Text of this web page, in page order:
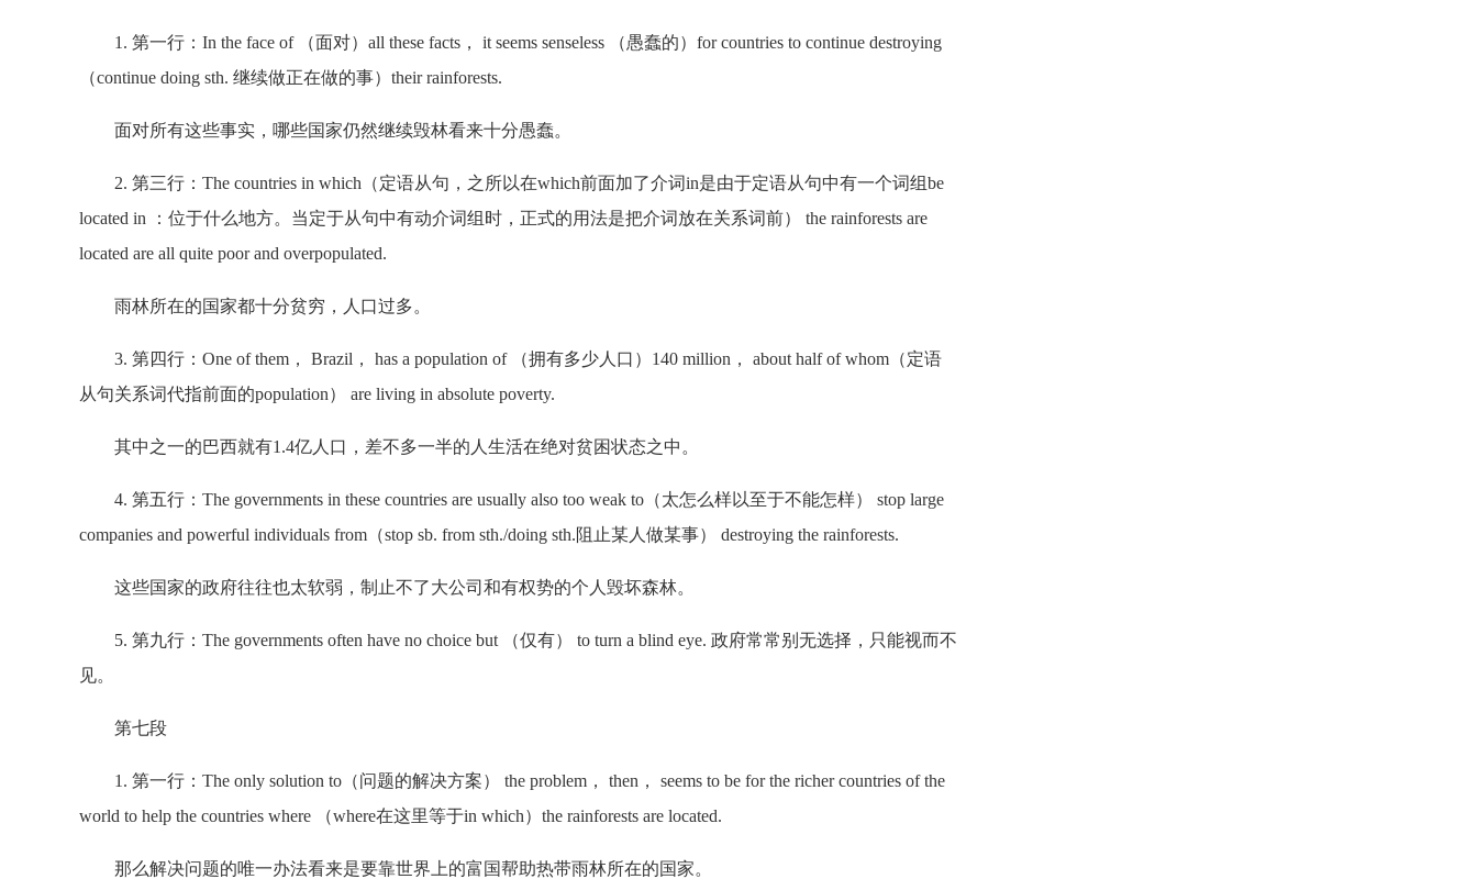
1. 第一行：In the face of （面对）all these facts， it seems senseless （愚蠢的）for countries to continue destroying
（continue doing sth. 继续做正在做的事）their rainforests.
面对所有这些事实，哪些国家仍然继续毁林看来十分愚蠢。
2. 第三行：The countries in which（定语从句，之所以在which前面加了介词in是由于定语从句中有一个词组be
located in ：位于什么地方。当定于从句中有动介词组时，正式的用法是把介词放在关系词前） the rainforests are
located are all quite poor and overpopulated.
雨林所在的国家都十分贫穷，人口过多。
3. 第四行：One of them， Brazil， has a population of （拥有多少人口）140 million， about half of whom（定语
从句关系词代指前面的population） are living in absolute poverty.
其中之一的巴西就有1.4亿人口，差不多一半的人生活在绝对贫困状态之中。
4. 第五行：The governments in these countries are usually also too weak to（太怎么样以至于不能怎样） stop large
companies and powerful individuals from（stop sb. from sth./doing sth.阻止某人做某事） destroying the rainforests.
这些国家的政府往往也太软弱，制止不了大公司和有权势的个人毁坏森林。
5. 第九行：The governments often have no choice but （仅有） to turn a blind eye. 政府常常别无选择，只能视而不
见。
第七段
1. 第一行：The only solution to（问题的解决方案） the problem， then， seems to be for the richer countries of the
world to help the countries where （where在这里等于in which）the rainforests are located.
那么解决问题的唯一办法看来是要靠世界上的富国帮助热带雨林所在的国家。